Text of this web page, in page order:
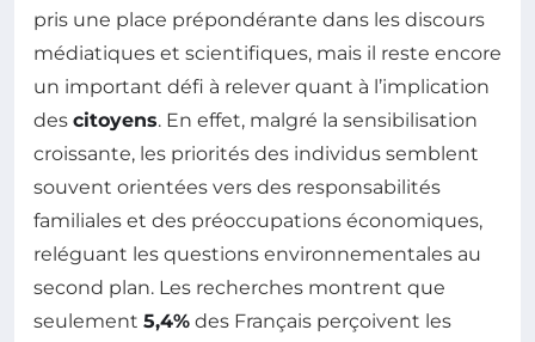
pris une place prépondérante dans les discours
médiatiques et scientifiques, mais il reste encore
un important défi à relever quant à l’implication
des citoyens. En effet, malgré la sensibilisation
croissante, les priorités des individus semblent
souvent orientées vers des responsabilités
familiales et des préoccupations économiques,
reléguant les questions environnementales au
second plan. Les recherches montrent que
seulement 5,4% des Français perçoivent les